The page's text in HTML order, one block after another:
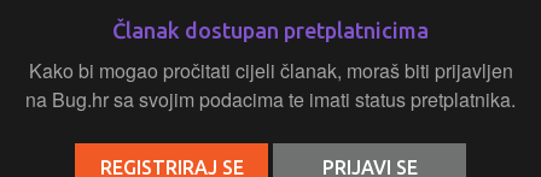
Članak dostupan pretplatnicima
Kako bi mogao pročitati cijeli članak, moraš biti prijavljen
na Bug.hr sa svojim podacima te imati status pretplatnika.
REGISTRIRAJ SE PRIJAVI SE